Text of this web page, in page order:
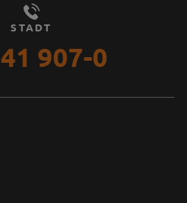
STADT
907-0